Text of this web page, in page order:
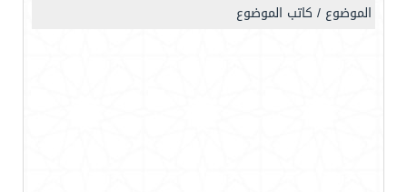
الموضوع / كاتب الموضوع